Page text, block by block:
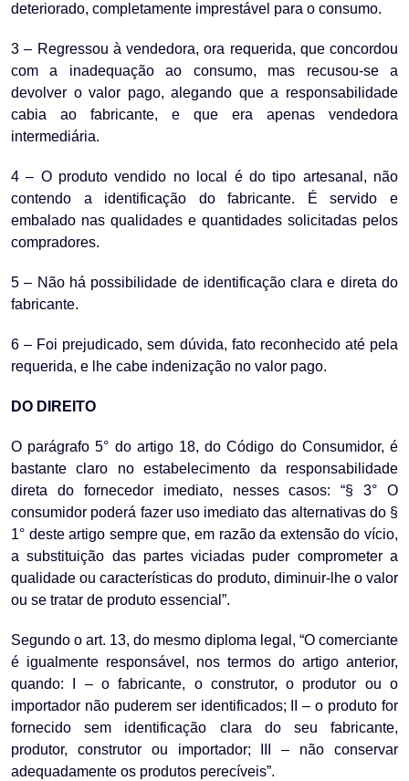
deteriorado, completamente imprestável para o consumo.
3 – Regressou à vendedora, ora requerida, que concordou
com a inadequação ao consumo, mas recusou-se a
devolver o valor pago, alegando que a responsabilidade
cabia ao fabricante, e que era apenas vendedora
intermediária.
4 – O produto vendido no local é do tipo artesanal, não
contendo a identificação do fabricante. É servido e
embalado nas qualidades e quantidades solicitadas pelos
compradores.
5 – Não há possibilidade de identificação clara e direta do
fabricante.
6 – Foi prejudicado, sem dúvida, fato reconhecido até pela
requerida, e lhe cabe indenização no valor pago.
DO DIREITO
O parágrafo 5° do artigo 18, do Código do Consumidor, é
bastante claro no estabelecimento da responsabilidade
direta do fornecedor imediato, nesses casos: “§ 3° O
consumidor poderá fazer uso imediato das alternativas do §
1° deste artigo sempre que, em razão da extensão do vício,
a substituição das partes viciadas puder comprometer a
qualidade ou características do produto, diminuir-lhe o valor
ou se tratar de produto essencial”.
Segundo o art. 13, do mesmo diploma legal, “O comerciante
é igualmente responsável, nos termos do artigo anterior,
quando: I – o fabricante, o construtor, o produtor ou o
importador não puderem ser identificados; II – o produto for
fornecido sem identificação clara do seu fabricante,
produtor, construtor ou importador; III – não conservar
adequadamente os produtos perecíveis”.